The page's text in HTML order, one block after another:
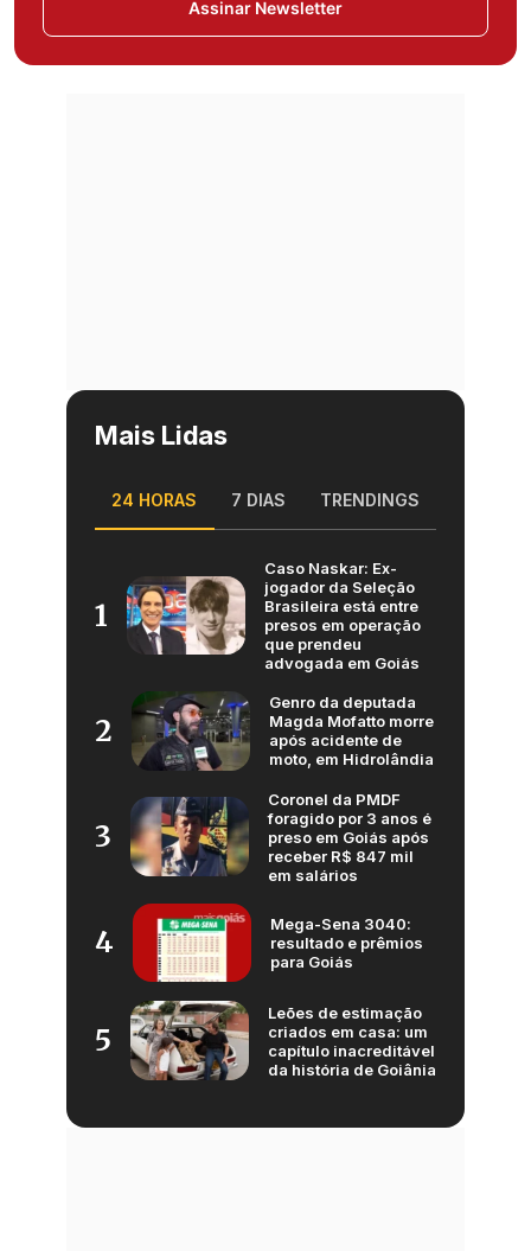
Assinar Newsletter
Mais Lidas
24 HORAS 7 DIAS TRENDINGS
1
Caso Naskar: Ex-
jogador da Seleção
Brasileira está entre
presos em operação
que prendeu
advogada em Goiás
2
Genro da deputada
Magda Mofatto morre
após acidente de
moto, em Hidrolândia
3
Coronel da PMDF
foragido por 3 anos é
preso em Goiás após
receber R$ 847 mil
em salários
4
Mega-Sena 3040:
resultado e prêmios
para Goiás
5
Leões de estimação
criados em casa: um
capítulo inacreditável
da história de Goiânia